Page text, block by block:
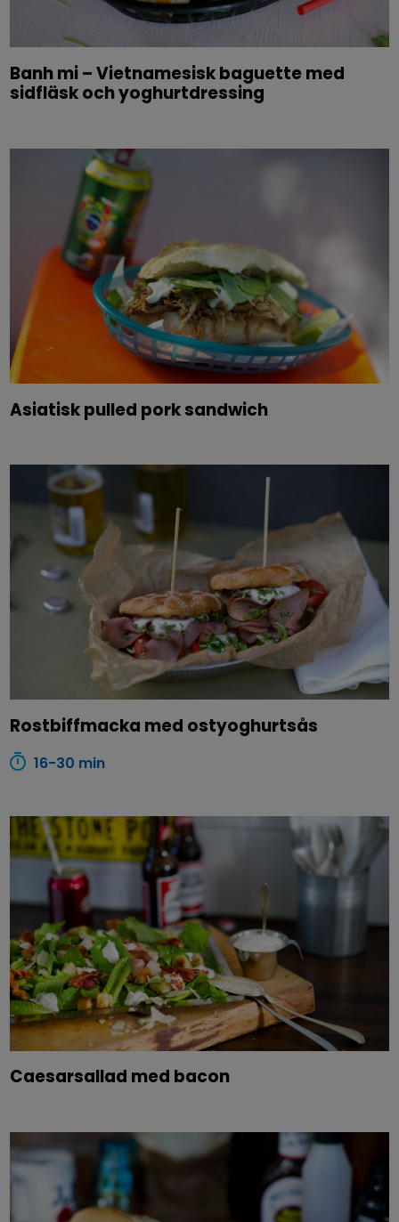
Banh mi – Vietnamesisk baguette med
sidfläsk och yoghurtdressing
Asiatisk pulled pork sandwich
Rostbiffmacka med ostyoghurtsås
16-30 min
Caesarsallad med bacon